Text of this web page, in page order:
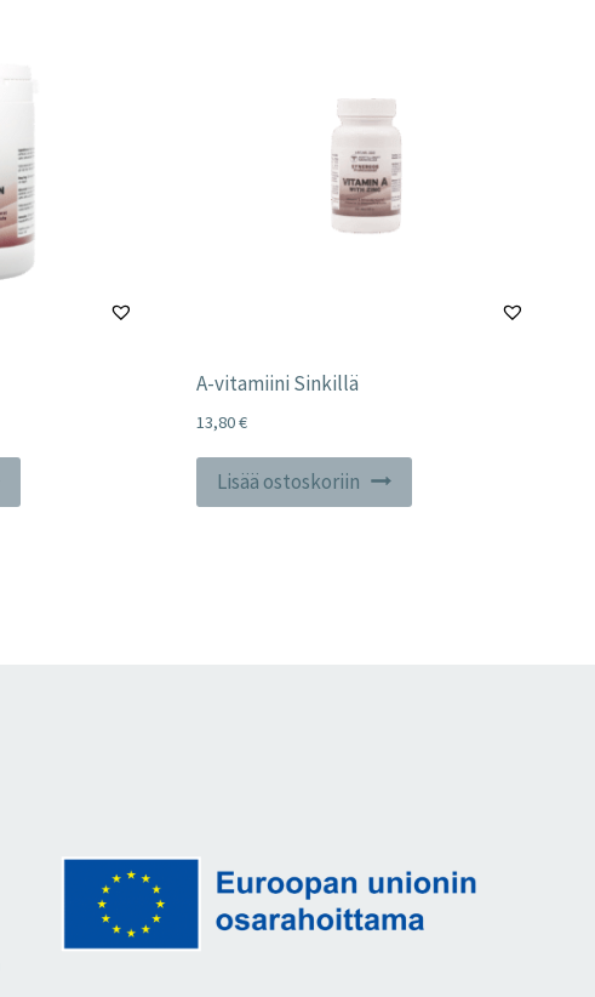
A-vitamiini Sinkillä
13,80€
Lisää ostoskoriin